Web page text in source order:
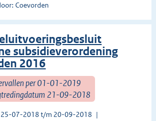
Coevorden
subsidieverordening
2016
per 01-01-2019
21-09-2018
25-07-2018 t/m 20-09-2018